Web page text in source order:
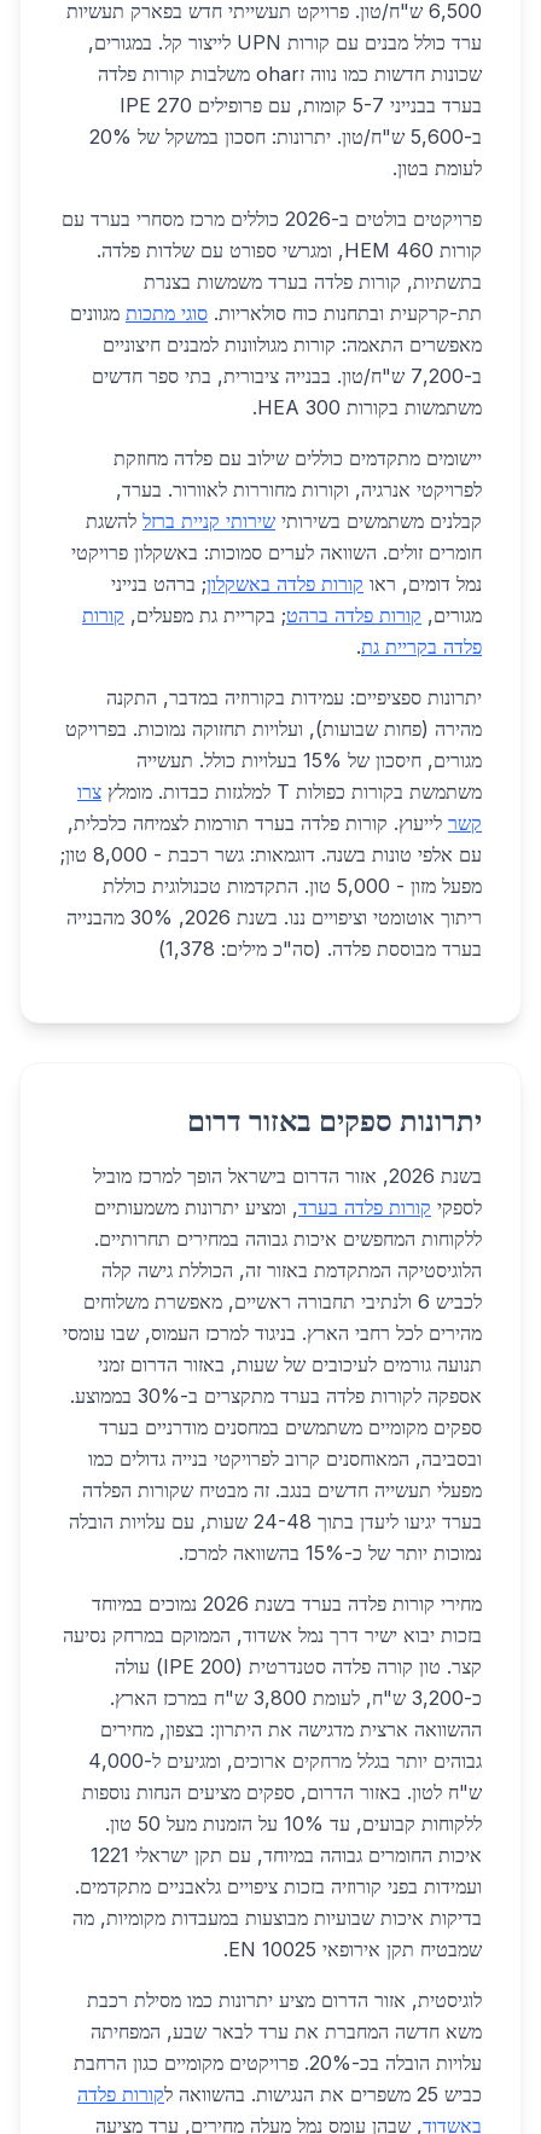
6,500 ש"ח/טון. פרויקט תעשייתי חדש בפארק תעשיות
ערד כולל מבנים עם קורות UPN לייצור קל. במגורים,
שכונות חדשות כמו נווה זohar משלבות קורות פלדה
בערד בבנייני 5-7 קומות, עם פרופילים IPE 270
ב-5,600 ש"ח/טון. יתרונות: חסכון במשקל של 20%
לעומת בטון.
פרויקטים בולטים ב-2026 כוללים מרכז מסחרי בערד עם
קורות HEM 460, ומגרשי ספורט עם שלדות פלדה.
בתשתיות, קורות פלדה בערד משמשות בצנרת
תת-קרקעית ובתחנות כוח סולאריות. סוגי מתכות מגוונים
מאפשרים התאמה: קורות מגולוונות למבנים חיצוניים
ב-7,200 ש"ח/טון. בבנייה ציבורית, בתי ספר חדשים
משתמשות בקורות HEA 300.
יישומים מתקדמים כוללים שילוב עם פלדה מחוזקת
לפרויקטי אנרגיה, וקורות מחוררות לאוורור. בערד,
קבלנים משתמשים בשירותי שירותי קניית ברזל להשגת
חומרים זולים. השוואה לערים סמוכות: באשקלון פרויקטי
נמל דומים, ראו קורות פלדה באשקלון; ברהט בנייני
מגורים, קורות פלדה ברהט; בקריית גת מפעלים, קורות
פלדה בקריית גת.
יתרונות ספציפיים: עמידות בקורוזיה במדבר, התקנה
מהירה (פחות שבועות), ועלויות תחזוקה נמוכות. בפרויקט
מגורים, חיסכון של 15% בעלויות כולל. תעשייה
משתמשת בקורות כפולות T למלגזות כבדות. מומלץ
צרו
קשר לייעוץ. קורות פלדה בערד תורמות לצמיחה כלכלית,
עם אלפי טונות בשנה. דוגמאות: גשר רכבת - 8,000 טון;
מפעל מזון - 5,000 טון. התקדמות טכנולוגית כוללת
ריתוך אוטומטי וציפויים ננו. בשנת 2026, 30% מהבנייה
בערד מבוססת פלדה. (סה"כ מילים: 1,378)
יתרונות ספקים באזור דרום
בשנת 2026, אזור הדרום בישראל הופך למרכז מוביל
לספקי קורות פלדה בערד, ומציע יתרונות משמעותיים
ללקוחות המחפשים איכות גבוהה במחירים תחרותיים.
הלוגיסטיקה המתקדמת באזור זה, הכוללת גישה קלה
לכביש 6 ולנתיבי תחבורה ראשיים, מאפשרת משלוחים
מהירים לכל רחבי הארץ. בניגוד למרכז העמוס, שבו עומסי
תנועה גורמים לעיכובים של שעות, באזור הדרום זמני
אספקה לקורות פלדה בערד מתקצרים ב-30% בממוצע.
ספקים מקומיים משתמשים במחסנים מודרניים בערד
ובסביבה, המאוחסנים קרוב לפרויקטי בנייה גדולים כמו
מפעלי תעשייה חדשים בנגב. זה מבטיח שקורות הפלדה
בערד יגיעו ליעדן בתוך 24-48 שעות, עם עלויות הובלה
נמוכות יותר של כ-15% בהשוואה למרכז.
מחירי קורות פלדה בערד בשנת 2026 נמוכים במיוחד
בזכות יבוא ישיר דרך נמל אשדוד, הממוקם במרחק נסיעה
קצר. טון קורה פלדה סטנדרטית (IPE 200) עולה
כ-3,200 ש"ח, לעומת 3,800 ש"ח במרכז הארץ.
ההשוואה ארצית מדגישה את היתרון: בצפון, מחירים
גבוהים יותר בגלל מרחקים ארוכים, ומגיעים ל-4,000
ש"ח לטון. באזור הדרום, ספקים מציעים הנחות נוספות
ללקוחות קבועים, עד 10% על הזמנות מעל 50 טון.
איכות החומרים גבוהה במיוחד, עם תקן ישראלי 1221
ועמידות בפני קורוזיה בזכות ציפויים גלאבניים מתקדמים.
בדיקות איכות שבועיות מבוצעות במעבדות מקומיות, מה
שמבטיח תקן אירופאי EN 10025.
לוגיסטית, אזור הדרום מציע יתרונות כמו מסילת רכבת
משא חדשה המחברת את ערד לבאר שבע, המפחיתה
עלויות הובלה בכ-20%. פרויקטים מקומיים כגון הרחבת
כביש 25 משפרים את הנגישות. בהשוואה ל
קורות פלדה
באשדוד, שבהן עומס נמל מעלה מחירים, ערד מציעה